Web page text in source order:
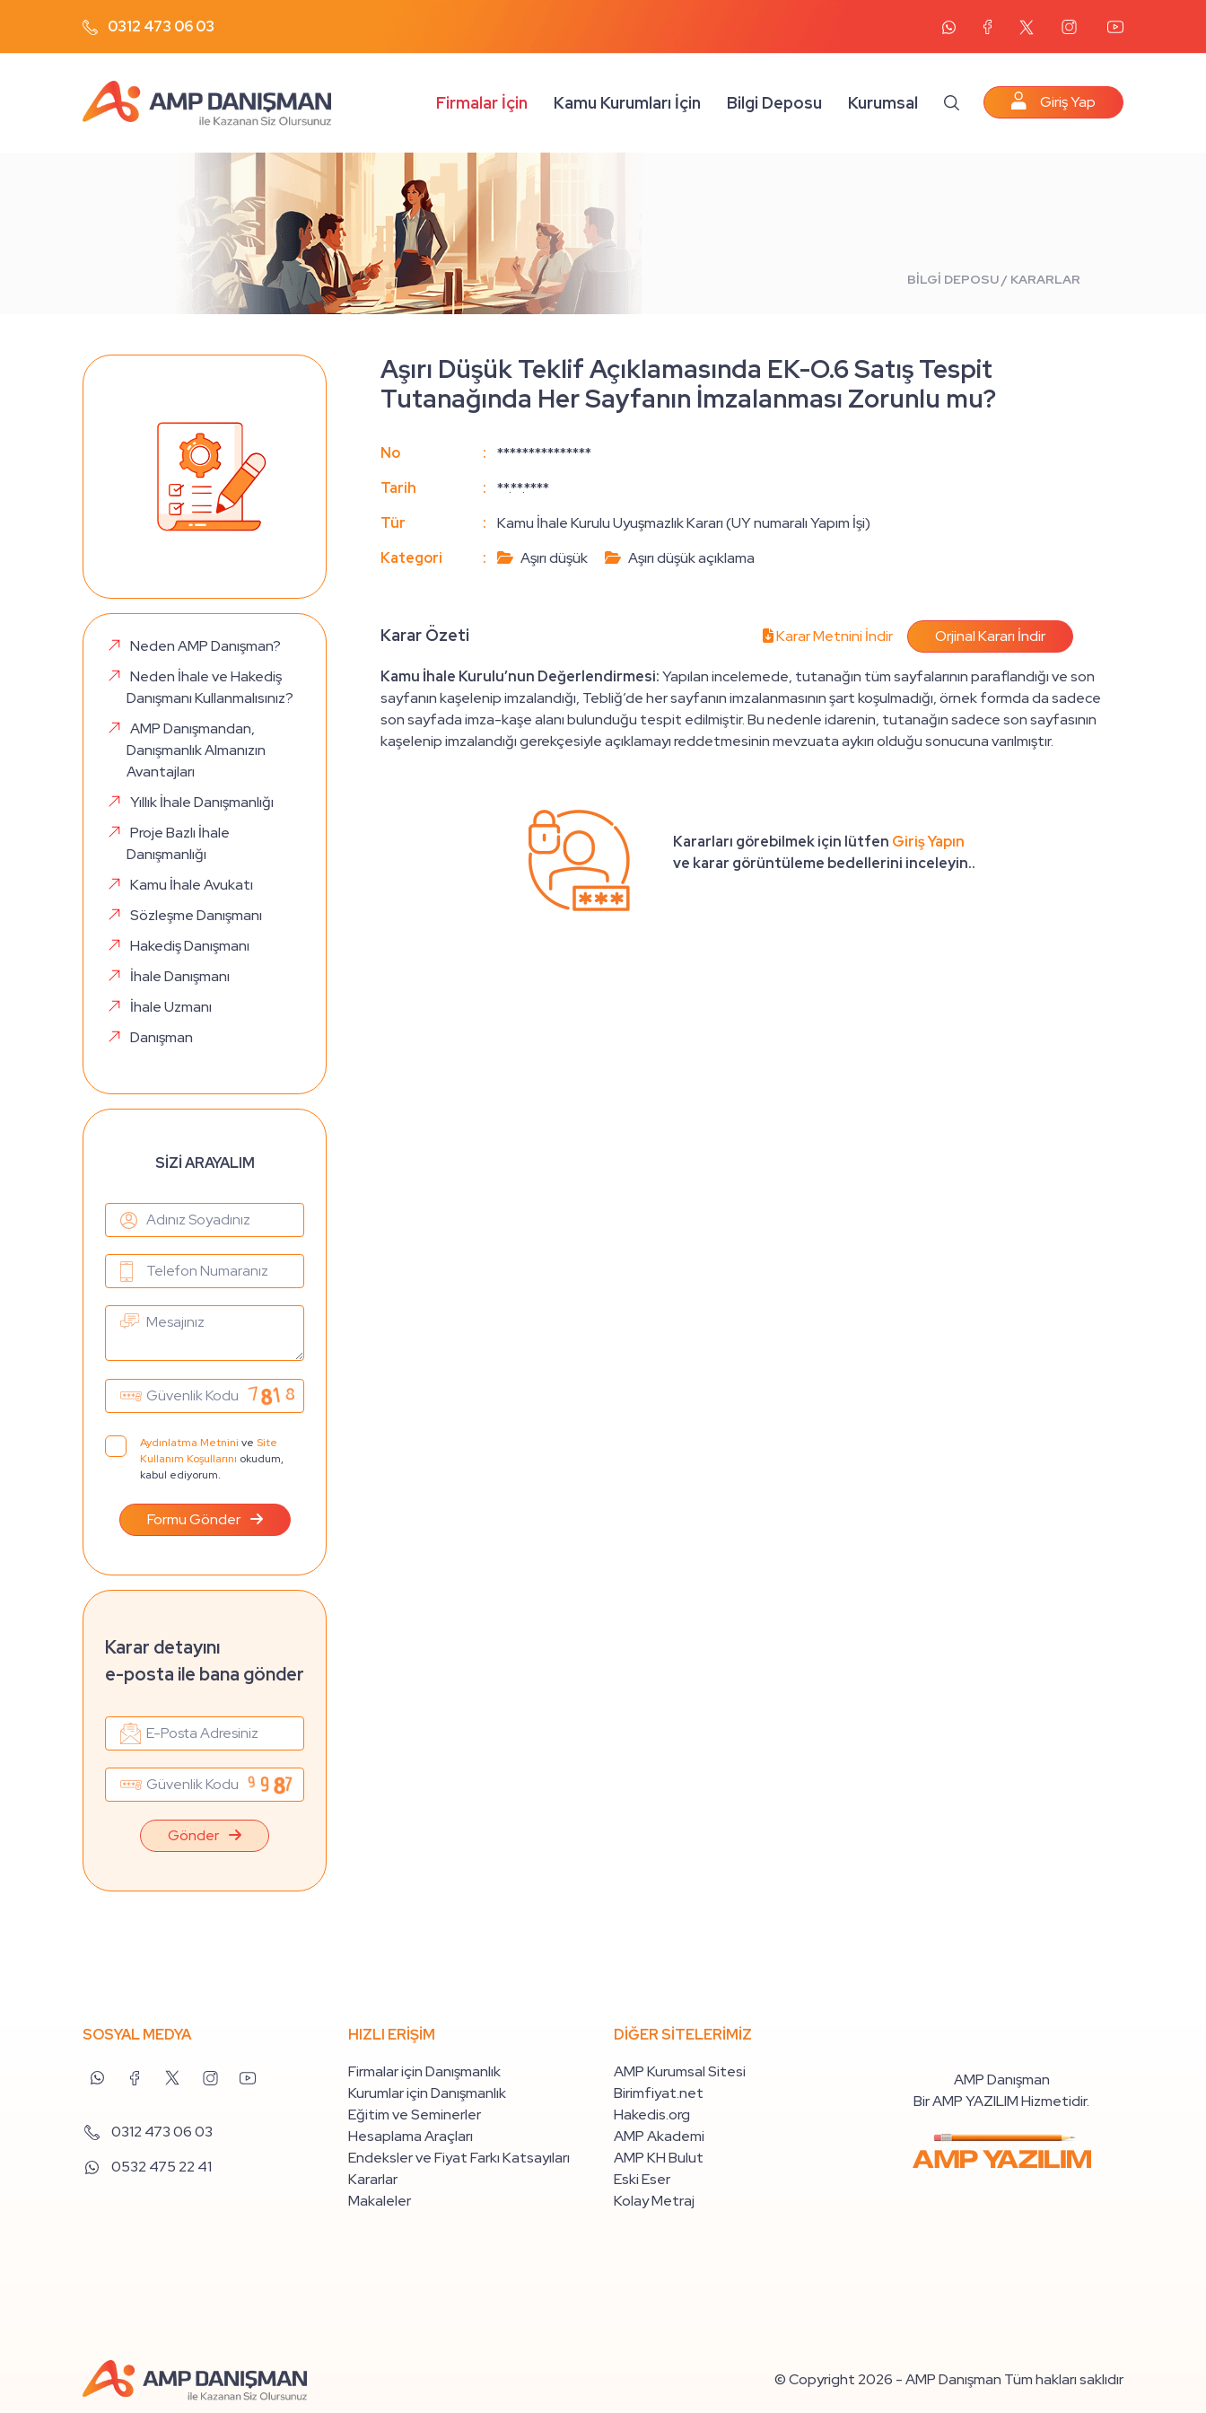
0312 473 06 03
Firmalar İçin Kamu Kurumları İçin Bilgi Deposu Kurumsal Giriş Yap
BİLGİ DEPOSU / KARARLAR
Neden AMP Danışman?
Neden İhale ve Hakediş
Danışmanı Kullanmalısınız?
AMP Danışmandan,
Danışmanlık Almanızın
Avantajları
Yıllık İhale Danışmanlığı
Proje Bazlı İhale
Danışmanlığı
Kamu İhale Avukatı
Sözleşme Danışmanı
Hakediş Danışmanı
İhale Danışmanı
İhale Uzmanı
Danışman
SİZİ ARAYALIM
Aydınlatma Metnini ve Site
Kullanım Koşullarını okudum,
kabul ediyorum.
Formu Gönder
Karar detayını
e-posta ile bana gönder
Gönder
Aşırı Düşük Teklif Açıklamasında EK-O.6 Satış Tespit
Tutanağında Her Sayfanın İmzalanması Zorunlu mu?
No :
***************
Tarih
:
**.**.****
Tür
:
Kamu İhale Kurulu Uyuşmazlık Kararı (UY numaralı Yapım İşi)
Kategori
: Aşırı düşük Aşırı düşük açıklama
Karar Özeti Karar Metnini İndir Orjinal Kararı İndir
Kamu İhale Kurulu’nun Değerlendirmesi:Yapılan incelemede, tutanağın tüm sayfalarının paraflandığı ve son
sayfanın kaşelenip imzalandığı, Tebliğ’de her sayfanın imzalanmasının şart koşulmadığı, örnek formda da sadece
son sayfada imza-kaşe alanı bulunduğu tespit edilmiştir. Bu nedenle idarenin, tutanağın sadece son sayfasının
kaşelenip imzalandığı gerekçesiyle açıklamayı reddetmesinin mevzuata aykırı olduğu sonucuna varılmıştır.
Kararları görebilmek için lütfen Giriş Yapın
ve karar görüntüleme bedellerini inceleyin..
SOSYAL MEDYA
0312 473 06 03
0532 475 22 41
HIZLI ERİŞİM
Firmalar için Danışmanlık
Kurumlar için Danışmanlık
Eğitim ve Seminerler
Hesaplama Araçları
Endeksler ve Fiyat Farkı Katsayıları
Kararlar
Makaleler
DİĞER SİTELERİMİZ
AMP Kurumsal Sitesi
Birimfiyat.net
Hakedis.org
AMP Akademi
AMP KH Bulut
Eski Eser
Kolay Metraj
AMP Danışman
Bir AMP YAZILIM Hizmetidir.
© Copyright 2026 - AMP Danışman Tüm hakları saklıdır